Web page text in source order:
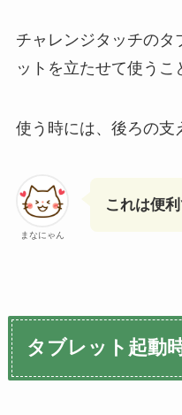
チャレンジタッチのタ
ットを立たせて使うこ
使う時には、後ろの支
まなにゃん
これは便利
タブレット起動